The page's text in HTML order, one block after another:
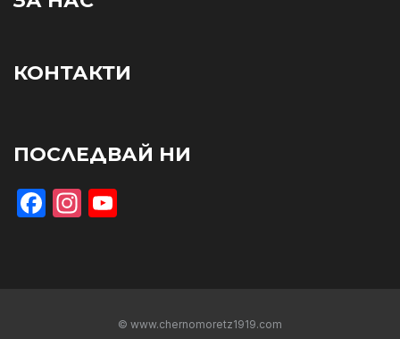
КОНТАКТИ
ПОСЛЕДВАЙ НИ
Facebook
Instagram
© www.chernomoretz1919.com